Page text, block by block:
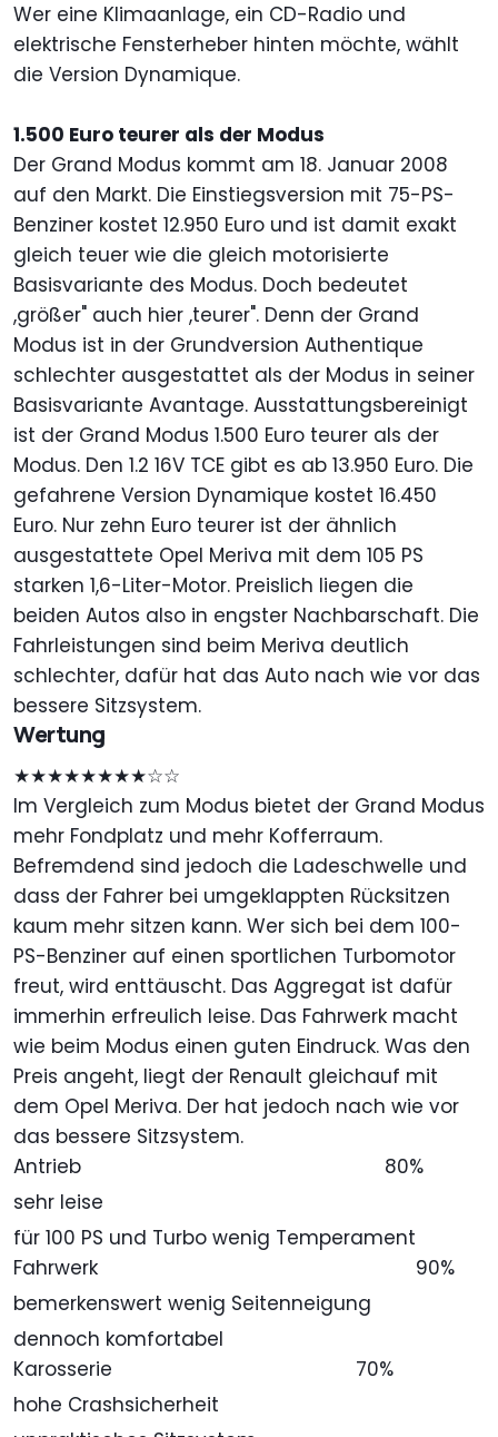
Wer eine Klimaanlage, ein CD-Radio und
elektrische Fensterheber hinten möchte, wählt
die Version Dynamique.
1.500 Euro teurer als der Modus
Der Grand Modus kommt am 18. Januar 2008
auf den Markt. Die Einstiegsversion mit 75-PS-
Benziner kostet 12.950 Euro und ist damit exakt
gleich teuer wie die gleich motorisierte
Basisvariante des Modus. Doch bedeutet
,größer" auch hier ,teurer". Denn der Grand
Modus ist in der Grundversion Authentique
schlechter ausgestattet als der Modus in seiner
Basisvariante Avantage. Ausstattungsbereinigt
ist der Grand Modus 1.500 Euro teurer als der
Modus. Den 1.2 16V TCE gibt es ab 13.950 Euro. Die
gefahrene Version Dynamique kostet 16.450
Euro. Nur zehn Euro teurer ist der ähnlich
ausgestattete Opel Meriva mit dem 105 PS
starken 1,6-Liter-Motor. Preislich liegen die
beiden Autos also in engster Nachbarschaft. Die
Fahrleistungen sind beim Meriva deutlich
schlechter, dafür hat das Auto nach wie vor das
bessere Sitzsystem.
Wertung
★★★★★★★★☆☆
Im Vergleich zum Modus bietet der Grand Modus
mehr Fondplatz und mehr Kofferraum.
Befremdend sind jedoch die Ladeschwelle und
dass der Fahrer bei umgeklappten Rücksitzen
kaum mehr sitzen kann. Wer sich bei dem 100-
PS-Benziner auf einen sportlichen Turbomotor
freut, wird enttäuscht. Das Aggregat ist dafür
immerhin erfreulich leise. Das Fahrwerk macht
wie beim Modus einen guten Eindruck. Was den
Preis angeht, liegt der Renault gleichauf mit
dem Opel Meriva. Der hat jedoch nach wie vor
das bessere Sitzsystem.
Antrieb
80%
sehr leise
für 100 PS und Turbo wenig Temperament
Fahrwerk
90%
bemerkenswert wenig Seitenneigung
dennoch komfortabel
Karosserie
70%
hohe Crashsicherheit